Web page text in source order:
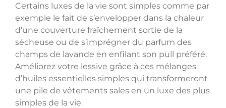
Certains luxes de la vie sont simples comme par
exemple le fait de s’envelopper dans la chaleur
d’une couverture fraîchement sortie de la
sécheuse ou de s’imprégner du parfum des
champs de lavande en enfilant son pull préféré.
Améliorez votre lessive grâce à ces mélanges
d’huiles essentielles simples qui transformeront
une pile de vêtements sales en un luxe des plus
simples de la vie.